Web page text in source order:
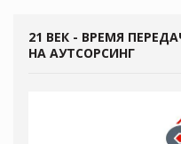
21 ВЕК - ВРЕМЯ
НА АУТСОРСИНГ